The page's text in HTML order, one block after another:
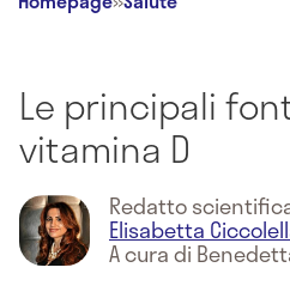
Le principali
vitamina D
Redatto
Elisabetta
A cura di